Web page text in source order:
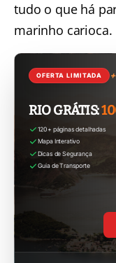
tudo o que há
marinho carioca.
OFERTA LIMITADA
RIO GRÁTIS:
120+ páginas detalhadas
Mapa Interativo
Dicas de Segurança
Guia de Transporte